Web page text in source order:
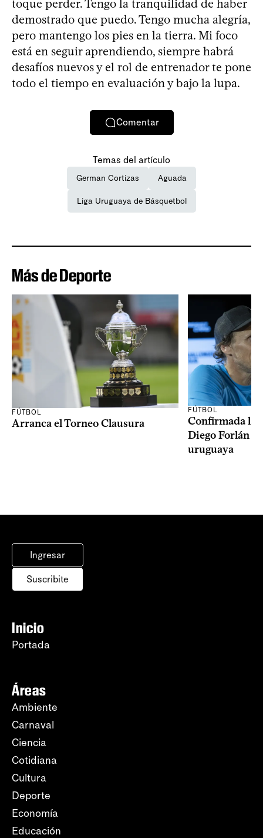
toque perder. Tengo la tranquilidad de haber
demostrado que puedo. Tengo mucha alegría,
pero mantengo los pies en la tierra. Mi foco
está en seguir aprendiendo, siempre habrá
desafíos nuevos y el rol de entrenador te pone
todo el tiempo en evaluación y bajo la lupa.
Comentar
Temas del artículo
German Cortizas Aguada
Liga Uruguaya de Básquetbol
Más de Deporte
FÚTBOL
Arranca el Torneo Clausura
FÚTBOL
Confirmada la
Diego Forlán
uruguaya
Ingresar
Suscribite
Inicio
Portada
Áreas
Ambiente
Carnaval
Ciencia
Cotidiana
Cultura
Deporte
Economía
Educación